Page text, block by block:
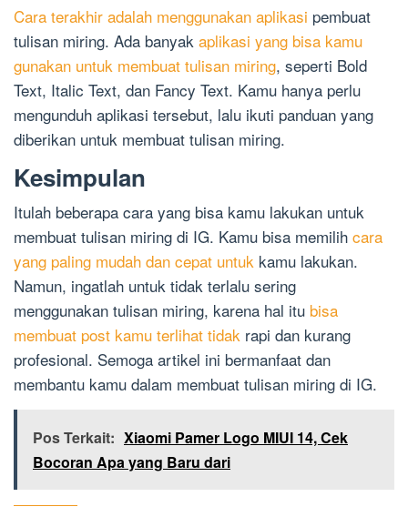
Cara terakhir adalah menggunakan aplikasi pembuat
tulisan miring. Ada banyak aplikasi yang bisa kamu
gunakan untuk membuat tulisan miring, seperti Bold
Text, Italic Text, dan Fancy Text. Kamu hanya perlu
mengunduh aplikasi tersebut, lalu ikuti panduan yang
diberikan untuk membuat tulisan miring.
Kesimpulan
Itulah beberapa cara yang bisa kamu lakukan untuk
membuat tulisan miring di IG. Kamu bisa memilih cara
yang paling mudah dan cepat untuk kamu lakukan.
Namun, ingatlah untuk tidak terlalu sering
menggunakan tulisan miring, karena hal itu bisa
membuat post kamu terlihat tidak rapi dan kurang
profesional. Semoga artikel ini bermanfaat dan
membantu kamu dalam membuat tulisan miring di IG.
Pos Terkait: Xiaomi Pamer Logo MIUI 14, Cek
Bocoran Apa yang Baru dari